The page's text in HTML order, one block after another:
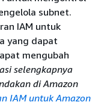
subnet.
IAM untuk
yang dapat
mengubah
selengkapnya
di Amazon
IAM untuk Amazon